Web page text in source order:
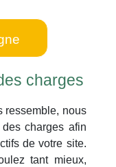
charges
ressemble, nous
charges afin
de votre site.
tant mieux,